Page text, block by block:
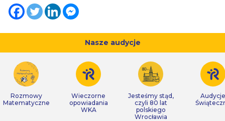
Nasze audycje
Rozmowy
Matematyczne
Wieczorne
opowiadania
WKA
Jesteśmy stąd,
czyli 80 lat
polskiego
Wrocławia
Audycje